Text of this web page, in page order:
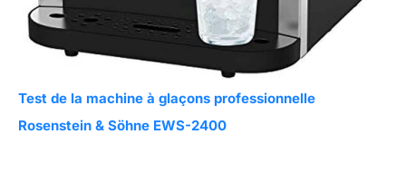
Test de la machine à glaçons professionnelle
Rosenstein & Söhne EWS-2400